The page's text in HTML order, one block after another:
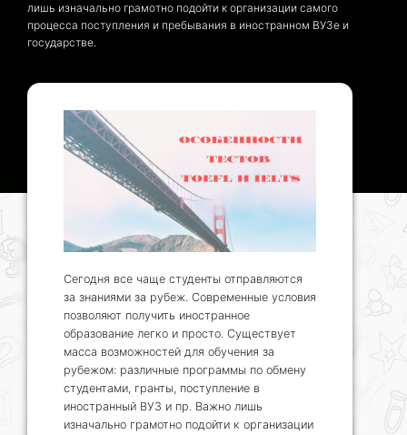
лишь изначально грамотно подойти к организации самого
процесса поступления и пребывания в иностранном ВУЗе и
государстве.
Сегодня все чаще студенты отправляются
за знаниями за рубеж. Современные условия
позволяют получить иностранное
образование легко и просто. Существует
масса возможностей для обучения за
рубежом: различные программы по обмену
студентами, гранты, поступление в
иностранный ВУЗ и пр. Важно лишь
изначально грамотно подойти к организации